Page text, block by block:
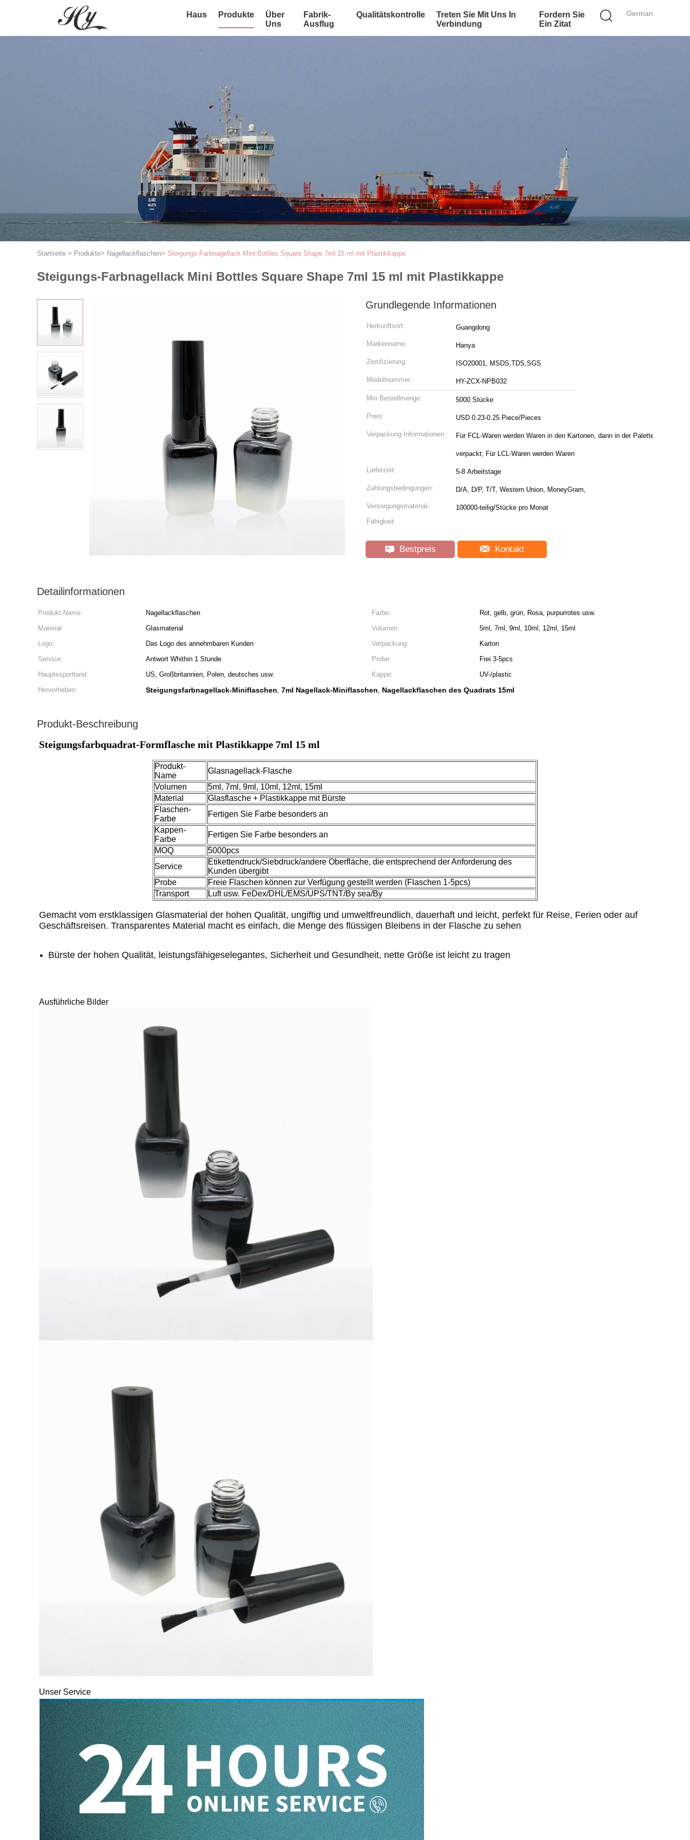
German
Haus Produkte
Über
Uns
Fabrik-
Ausflug
Qualitätskontrolle
Treten Sie Mit Uns In
Verbindung
Fordern Sie
Ein Zitat
Startseite > Produkte> Nagellackflaschen> Steigungs-Farbnagellack Mini Bottles Square Shape 7ml 15 ml mit Plastikkappe
Steigungs-Farbnagellack Mini Bottles Square Shape 7ml 15 ml mit Plastikkappe
Grundlegende Informationen
Herkunftsort: Guangdong
Markenname: Hanya
Zertifizierung: ISO20001, MSDS,TDS,SGS
Modellnummer: HY-ZCX-NPB032
Min Bestellmenge: 5000 Stücke
Preis: USD 0.23-0.25 Piece/Pieces
Verpackung Informationen: Für FCL-Waren werden Waren in den Kartonen, dann in der Palette
verpackt; Für LCL-Waren werden Waren
Lieferzeit: 5-8 Arbeitstage
Zahlungsbedingungen: D/A, D/P, T/T, Western Union, MoneyGram,
Versorgungsmaterial-
Fähigkeit:
100000-teilig/Stücke pro Monat
Bestpreis Kontakt
Detailinformationen
Produkt-Name: Nagellackflaschen Farbe:
Rot, gelb, grün, Rosa, purpurrotes usw.
Material:
Glasmaterial Volumen:
5ml, 7ml, 9ml, 10ml, 12ml, 15ml
Logo:
Das Logo des annehmbaren Kunden Verpackung:
Karton
Service:
Antwort Whithin 1 Stunde Probe:
Frei 3-5pcs
Hauptexportland:
US, Großbritannien, Polen, deutsches usw. Kappe:
UV-/plastic
Hervorheben:
Steigungsfarbnagellack-Miniflaschen, 7ml Nagellack-Miniflaschen, Nagellackflaschen des Quadrats 15ml
Produkt-Beschreibung
Steigungsfarbquadrat-Formflasche mit Plastikkappe 7ml 15 ml
Produkt-
Name
Glasnagellack-Flasche
Volumen
5ml, 7ml, 9ml, 10ml, 12ml, 15ml
Material
Glasflasche + Plastikkappe mit Bürste
Flaschen-
Farbe
Fertigen Sie Farbe besonders an
Kappen-
Farbe
Fertigen Sie Farbe besonders an
MOQ
5000pcs
Service
Etikettendruck/Siebdruck/andere Oberfläche, die entsprechend der Anforderung des
Kunden übergibt
Probe
Freie Flaschen können zur Verfügung gestellt werden (Flaschen 1-5pcs)
Transport
Luft usw. FeDex/DHL/EMS/UPS/TNT/By sea/By
Gemacht vom erstklassigen Glasmaterial der hohen Qualität, ungiftig und umweltfreundlich, dauerhaft und leicht, perfekt für Reise, Ferien oder auf
Geschäftsreisen. Transparentes Material macht es einfach, die Menge des flüssigen Bleibens in der Flasche zu sehen
Bürste der hohen Qualität, leistungsfähigeselegantes, Sicherheit und Gesundheit, nette Größe ist leicht zu tragen
Ausführliche Bilder
Unser Service